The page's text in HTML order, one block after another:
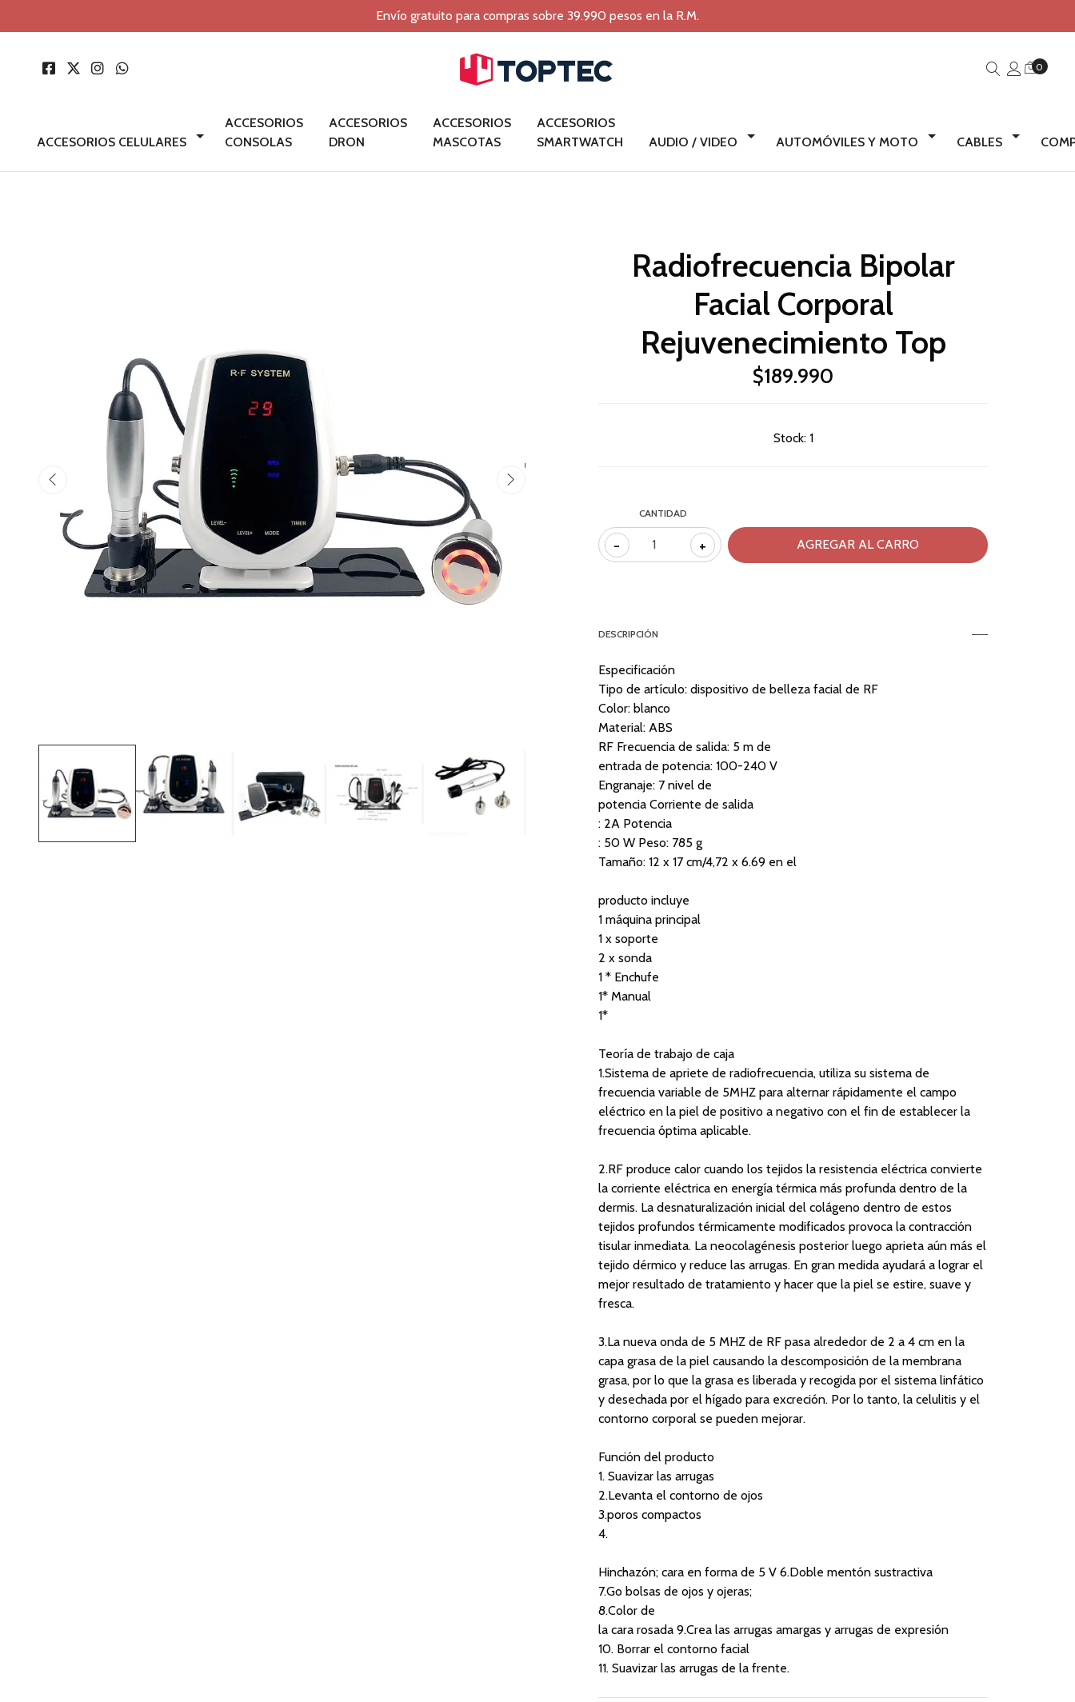
Envío gratuito para compras sobre 39.990 pesos en la R.M.
0
ACCESORIOS CELULARES
ACCESORIOS
CONSOLAS
ACCESORIOS
DRON
ACCESORIOS
MASCOTAS
ACCESORIOS
SMARTWATCH
AUDIO / VIDEO AUTOMÓVILES Y MOTO CABLES
Radiofrecuencia Bipolar
Facial Corporal
Rejuvenecimiento Top
$189.990
Stock: 1
CANTIDAD
- +
DESCRIPCIÓN
Especificación
Tipo de artículo: dispositivo de belleza facial de RF
Color: blanco
Material: ABS
RF Frecuencia de salida: 5 m de
entrada de potencia: 100-240 V
Engranaje: 7 nivel de
potencia Corriente de salida
: 2A Potencia
: 50 W Peso: 785 g
Tamaño: 12 x 17 cm/4,72 x 6.69 en el
producto incluye
1 máquina principal
1 x soporte
2 x sonda
1 * Enchufe
1* Manual
1*
Teoría de trabajo de caja
1.Sistema de apriete de radiofrecuencia, utiliza su sistema de
frecuencia variable de 5MHZ para alternar rápidamente el campo
eléctrico en la piel de positivo a negativo con el fin de establecer la
frecuencia óptima aplicable.
2.RF produce calor cuando los tejidos la resistencia eléctrica convierte
la corriente eléctrica en energía térmica más profunda dentro de la
dermis. La desnaturalización inicial del colágeno dentro de estos
tejidos profundos térmicamente modificados provoca la contracción
tisular inmediata. La neocolagénesis posterior luego aprieta aún más el
tejido dérmico y reduce las arrugas. En gran medida ayudará a lograr el
mejor resultado de tratamiento y hacer que la piel se estire, suave y
fresca.
3.La nueva onda de 5 MHZ de RF pasa alrededor de 2 a 4 cm en la
capa grasa de la piel causando la descomposición de la membrana
grasa, por lo que la grasa es liberada y recogida por el sistema linfático
y desechada por el hígado para excreción. Por lo tanto, la celulitis y el
contorno corporal se pueden mejorar.
Función del producto
1. Suavizar las arrugas
2.Levanta el contorno de ojos
3.poros compactos
4.
Hinchazón; cara en forma de 5 V 6.Doble mentón sustractiva
7.Go bolsas de ojos y ojeras;
8.Color de
la cara rosada 9.Crea las arrugas amargas y arrugas de expresión
10. Borrar el contorno facial
11. Suavizar las arrugas de la frente.